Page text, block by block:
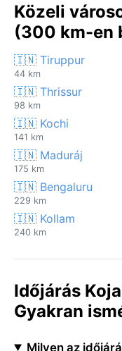
Közeli
(300 km-en
🇮🇳 Tiruppur
44 km
🇮🇳 Thrissur
98 km
🇮🇳 Kochi
141 km
🇮🇳 Maduráj
175 km
🇮🇳 Bengaluru
229 km
🇮🇳 Kollam
240 km
Időjárás
Gyakran
Milyen az